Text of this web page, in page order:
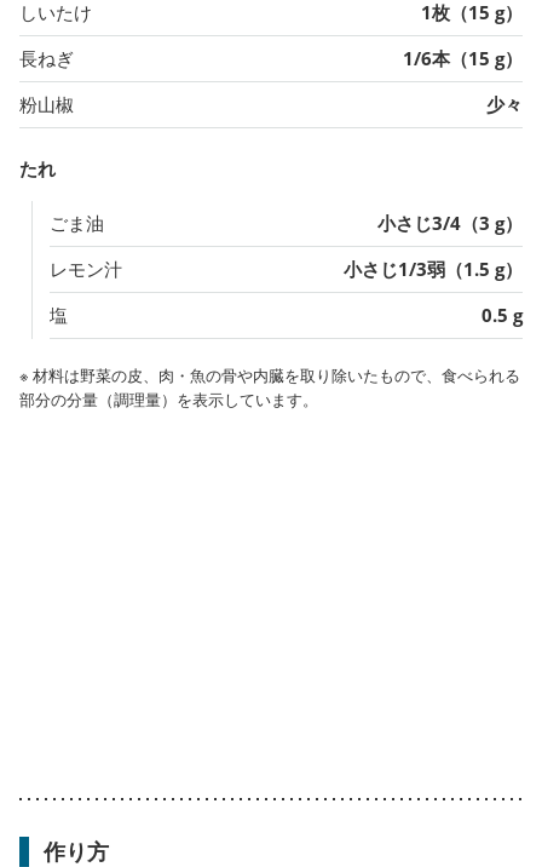
しいたけ
1枚（15 g）
長ねぎ
1/6本（15 g）
粉山椒
少々
たれ
ごま油
小さじ3/4（3 g）
レモン汁
小さじ1/3弱（1.5 g）
塩
0.5 g
※ 材料は野菜の皮、肉・魚の骨や内臓を取り除いたもので、食べられる
部分の分量（調理量）を表示しています。
作り方